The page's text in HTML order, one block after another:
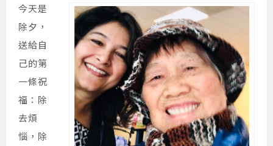
大
小。
大
小。
大
小。
今天是
除夕，
送給自
己的第
一條祝
福：除
去煩
惱，除